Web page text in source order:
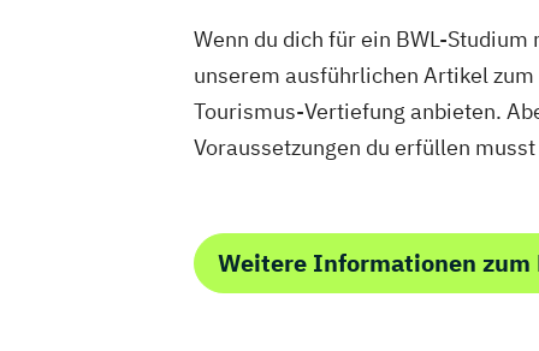
Wenn du dich für ein BWL-
unserem ausführlichen Artikel zum
Tourismus-Vertiefung anbieten.
Voraussetzungen du erfüllen
Weitere Informationen zum